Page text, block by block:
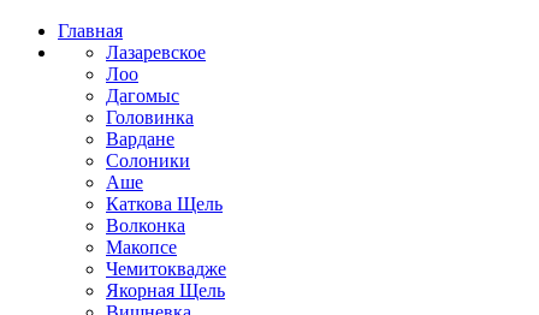
Главная
Лазаревское
Лоо
Дагомыс
Головинка
Вардане
Солоники
Аше
Каткова Щель
Волконка
Макопсе
Чемитоквадже
Якорная Щель